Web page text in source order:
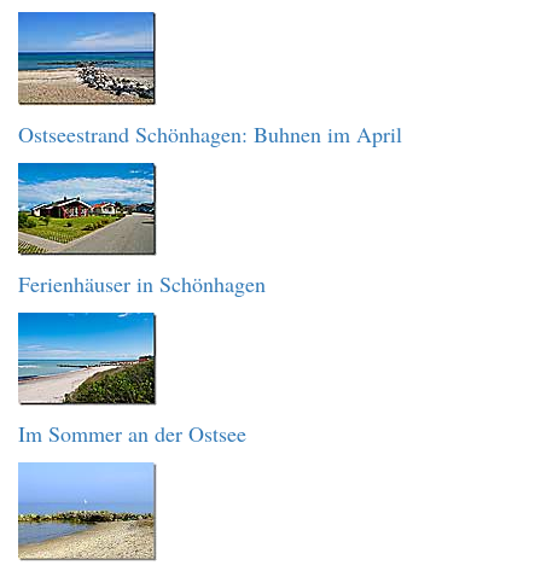
Ostseestrand Schönhagen: Buhnen im April
Ferienhäuser in Schönhagen
Im Sommer an der Ostsee